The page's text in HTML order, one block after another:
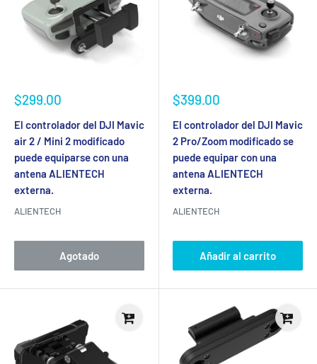
Precio
venta
$299.00
El controlador del DJI Mavic
air 2 / Mini 2 modificado
puede equiparse con una
antena ALIENTECH
externa.
ALIENTECH
Agotado
Precio
venta
$399.00
El controlador del DJI Mavic
2 Pro/Zoom modificado se
puede equipar con una
antena ALIENTECH
externa.
ALIENTECH
Añadir al carrito